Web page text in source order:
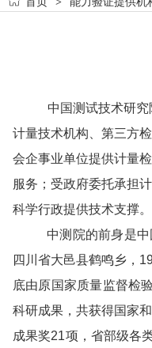
中国测试技术研
计量技术机构、第三方
会企事业单位提供计量
服务；受政府委托承担
科学行政提供技术支撑。
中测院的前身是
四川省大邑县鹤鸣乡，
底由原国家质量监督检
科研成果，共获得国家
成果奖21项，省部级各